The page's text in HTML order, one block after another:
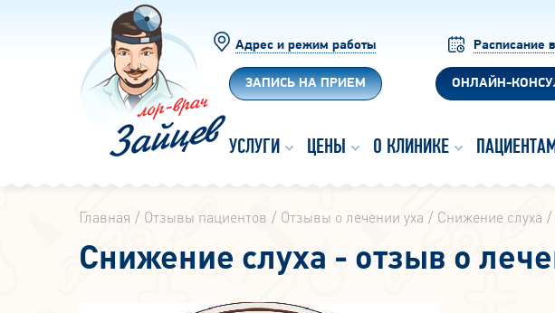
Адрес и режим работы
ЗАПИСЬ НА ПРИЕМ
Расписание
ОНЛАЙН-
УСЛУГИ ЦЕНЫ О КЛИНИКЕ
Главная Отзывы пациентов Отзывы о лечении уха Снижение слуха
Снижение слуха - отзыв о